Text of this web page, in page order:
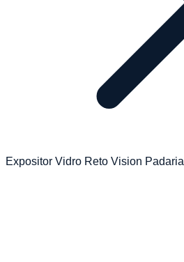
Expositor Vidro Reto Vision Padaria